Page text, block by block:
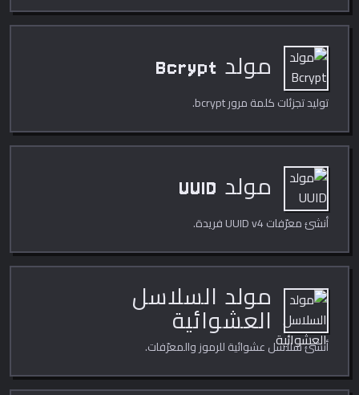
مولد Bcrypt
توليد تجزئات كلمة مرور bcrypt.
مولد UUID
أنشئ معرّفات UUID v4 فريدة.
مولد السلاسل
العشوائية
أنشئ سلاسل عشوائية للرموز والمعرّفات.